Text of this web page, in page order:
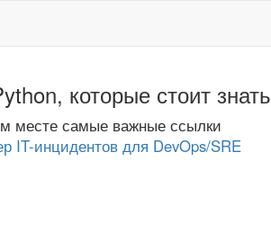
которые стоит знать
месте самые важные ссылки
IT-инцидентов для DevOps/SRE